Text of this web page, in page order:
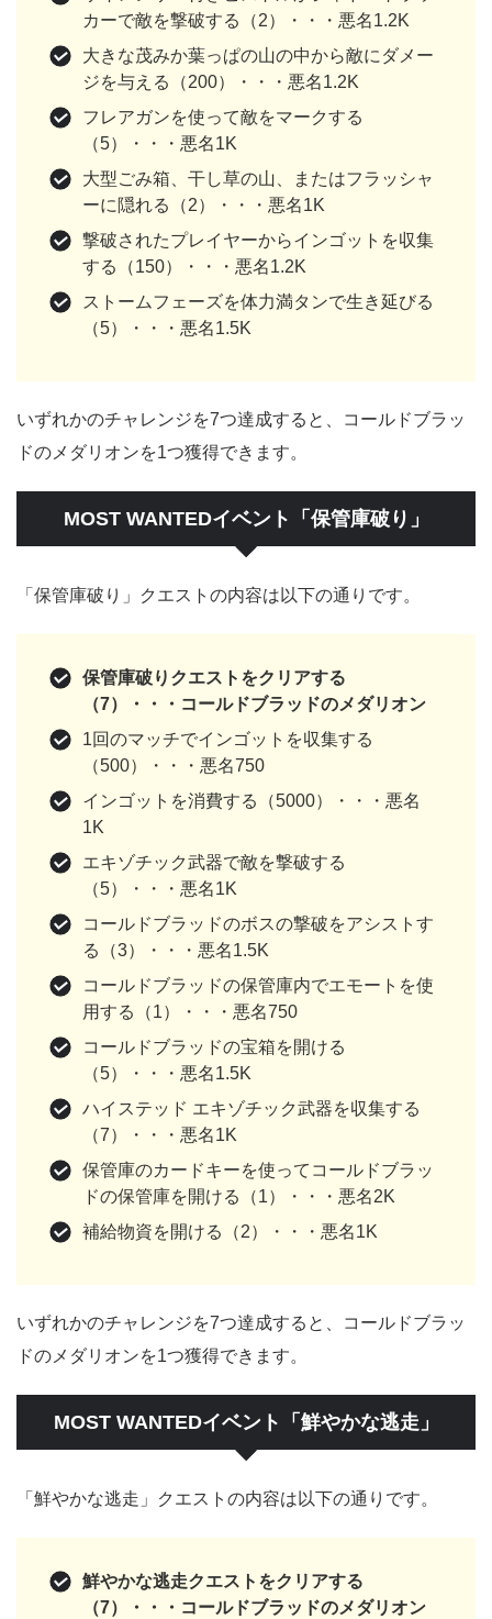
カーで敵を撃破する（2）・・・悪名1.2K
大きな茂みか葉っぱの山の中から敵にダメー
ジを与える（200）・・・悪名1.2K
フレアガンを使って敵をマークする
（5）・・・悪名1K
大型ごみ箱、干し草の山、またはフラッシャ
ーに隠れる（2）・・・悪名1K
撃破されたプレイヤーからインゴットを収集
する（150）・・・悪名1.2K
ストームフェーズを体力満タンで生き延びる
（5）・・・悪名1.5K
いずれかのチャレンジを7つ達成すると、コールドブラッ
ドのメダリオンを1つ獲得できます。
MOST WANTEDイベント「保管庫破り」
「保管庫破り」クエストの内容は以下の通りです。
保管庫破りクエストをクリアする
（7）・・・コールドブラッドのメダリオン
1回のマッチでインゴットを収集する
（500）・・・悪名750
インゴットを消費する（5000）・・・悪名
1K
エキゾチック武器で敵を撃破する
（5）・・・悪名1K
コールドブラッドのボスの撃破をアシストす
る（3）・・・悪名1.5K
コールドブラッドの保管庫内でエモートを使
用する（1）・・・悪名750
コールドブラッドの宝箱を開ける
（5）・・・悪名1.5K
ハイステッド エキゾチック武器を収集する
（7）・・・悪名1K
保管庫のカードキーを使ってコールドブラッ
ドの保管庫を開ける（1）・・・悪名2K
補給物資を開ける（2）・・・悪名1K
いずれかのチャレンジを7つ達成すると、コールドブラッ
ドのメダリオンを1つ獲得できます。
MOST WANTEDイベント「鮮やかな逃走」
「鮮やかな逃走」クエストの内容は以下の通りです。
鮮やかな逃走クエストをクリアする
（7）・・・コールドブラッドのメダリオン